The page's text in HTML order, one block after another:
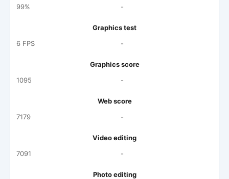
99%
-
Graphics test
6 FPS
-
Graphics score
1095
-
Web score
7179
-
Video editing
7091
-
Photo editing